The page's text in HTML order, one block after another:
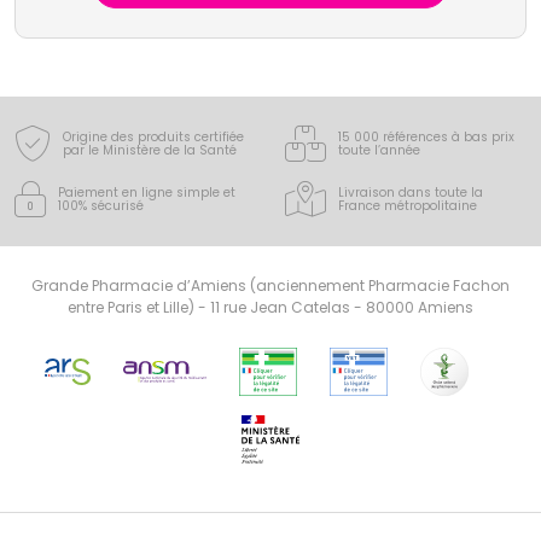
Origine des produits certifiée
par le Ministère de la Santé
15 000 références à bas prix
toute l’année
Paiement en ligne simple et
100% sécurisé
Livraison dans toute la
France métropolitaine
Grande Pharmacie d’Amiens (anciennement Pharmacie Fachon
entre Paris et Lille) - 11 rue Jean Catelas - 80000 Amiens